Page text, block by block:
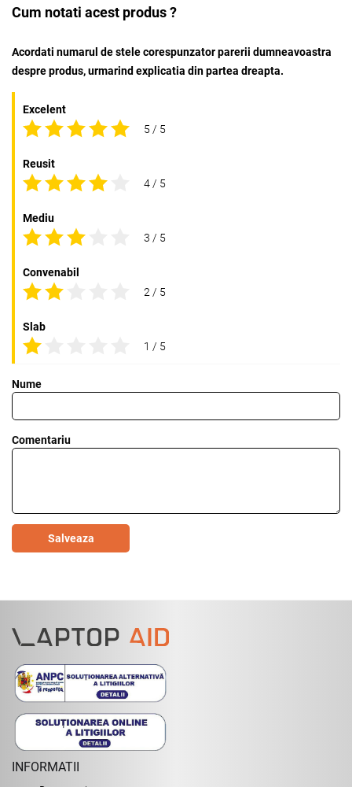
Cum notati acest produs ?
Acordati numarul de stele corespunzator parerii dumneavoastra
despre produs, urmarind explicatia din partea dreapta.
Excelent
5 / 5
Reusit
4 / 5
Mediu
3 / 5
Convenabil
2 / 5
Slab
1 / 5
Nume
Comentariu
Salveaza
INFORMATII